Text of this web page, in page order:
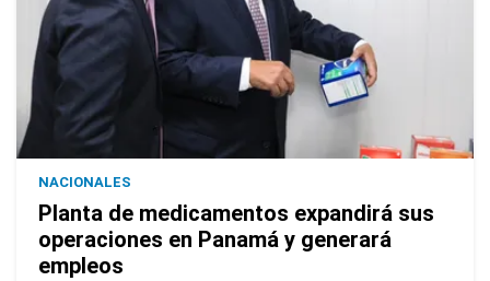
NACIONALES
Planta de medicamentos expandirá sus
operaciones en Panamá y generará
empleos